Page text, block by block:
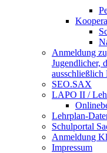
Anmeldung
Jugendlicher,
ausschließlich
SEO.SAX
LAPO II /
Lehrplan-
Schulportal
Anmeldung
Impressum